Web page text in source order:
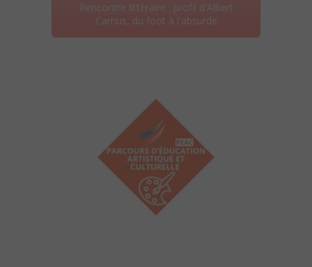
Rencontre littéraire : profil d'Albert
Camus, du foot à l'absurde